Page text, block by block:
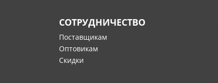
СОТРУДНИЧЕСТВО
Поставщикам
Оптовикам
Скидки